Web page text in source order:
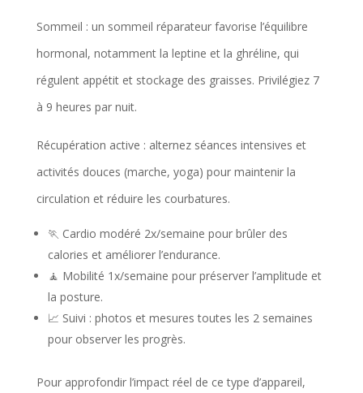
Sommeil : un sommeil réparateur favorise l’équilibre
hormonal, notamment la leptine et la ghréline, qui
régulent appétit et stockage des graisses. Privilégiez 7
à 9 heures par nuit.
Récupération active : alternez séances intensives et
activités douces (marche, yoga) pour maintenir la
circulation et réduire les courbatures.
🏃 Cardio modéré 2x/semaine pour brûler des
calories et améliorer l’endurance.
🧘 Mobilité 1x/semaine pour préserver l’amplitude et
la posture.
📈 Suivi : photos et mesures toutes les 2 semaines
pour observer les progrès.
Pour approfondir l’impact réel de ce type d’appareil,